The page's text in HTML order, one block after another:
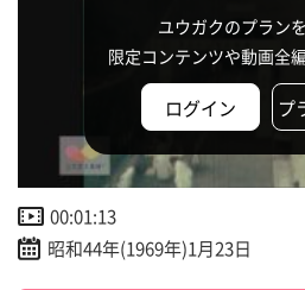
ユウガクのプラン
限定コンテンツや動画全
ログイン プ
00:01:13
昭和44年(1969年)1月23日